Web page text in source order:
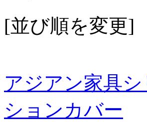
[並び順を変更
アジアン家具
ションカバー